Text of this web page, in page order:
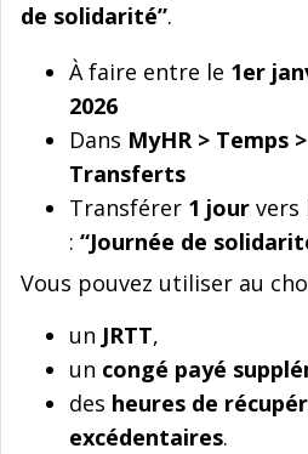
de solidarité”.
À faire entre le 1er
2026
Dans MyHR > Temps
Transferts
Transférer 1 jour vers
: “Journée de
Vous pouvez utiliser au
un JRTT,
un congé payé
des heures de
excédentaires.